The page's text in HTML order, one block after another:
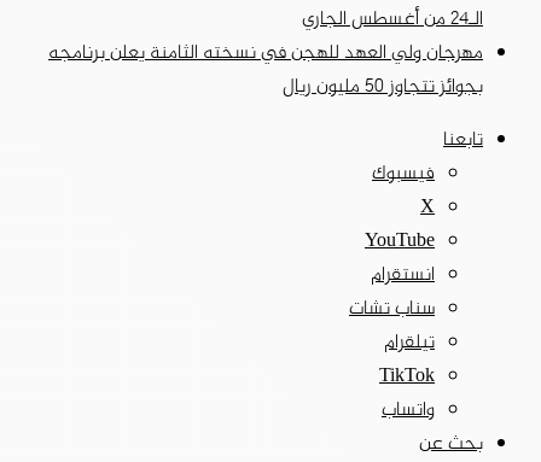
الـ24 من أغسطس الجاري
مهرجان ولي العهد للهجن في نسخته الثامنة يعلن برنامجه
بجوائز تتجاوز 50 مليون ريال
تابعنا
فيسبوك
‫X
‫YouTube
انستقرام
سناب تشات
تيلقرام
‫TikTok
واتساب
بحث عن